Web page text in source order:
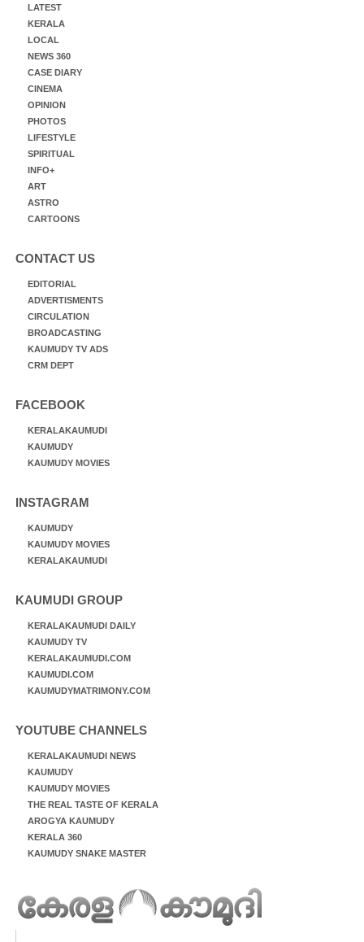
LATEST
KERALA
LOCAL
NEWS 360
CASE DIARY
CINEMA
OPINION
PHOTOS
LIFESTYLE
SPIRITUAL
INFO+
ART
ASTRO
CARTOONS
CONTACT US
EDITORIAL
ADVERTISMENTS
CIRCULATION
BROADCASTING
KAUMUDY TV ADS
CRM DEPT
FACEBOOK
KERALAKAUMUDI
KAUMUDY
KAUMUDY MOVIES
INSTAGRAM
KAUMUDY
KAUMUDY MOVIES
KERALAKAUMUDI
KAUMUDI GROUP
KERALAKAUMUDI DAILY
KAUMUDY TV
KERALAKAUMUDI.COM
KAUMUDI.COM
KAUMUDYMATRIMONY.COM
YOUTUBE CHANNELS
KERALAKAUMUDI NEWS
KAUMUDY
KAUMUDY MOVIES
THE REAL TASTE OF KERALA
AROGYA KAUMUDY
KERALA 360
KAUMUDY SNAKE MASTER